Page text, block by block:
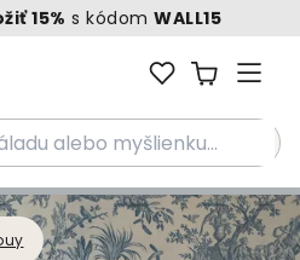
15% s kódomWALL15
alebo myšlienku...